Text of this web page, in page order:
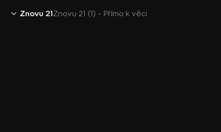
Znovu 21Znovu 21 (1) - Přímo k věci